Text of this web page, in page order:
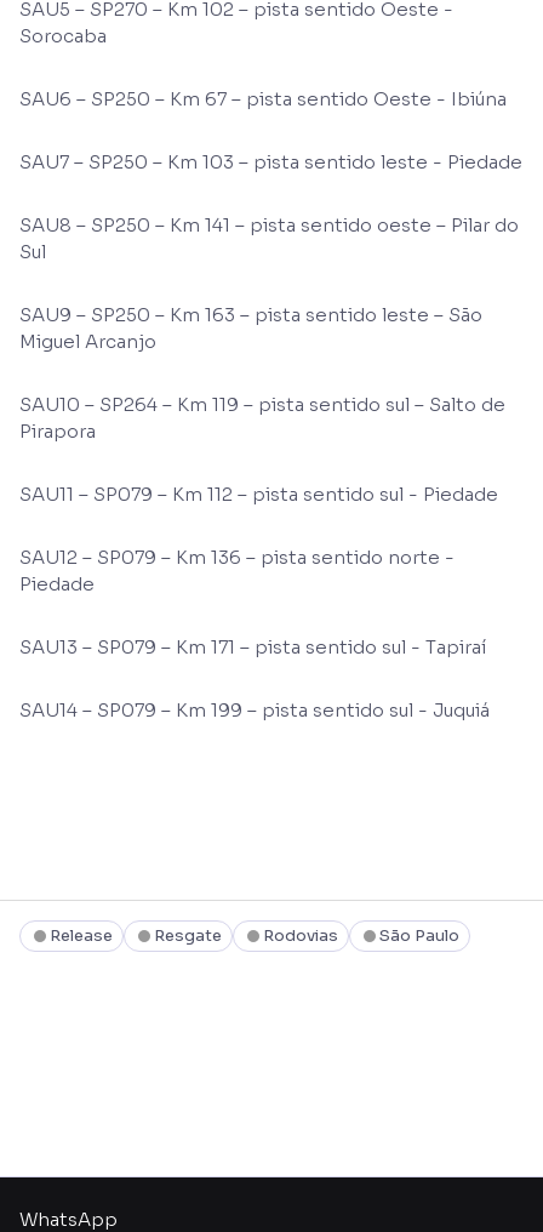
SAU5 – SP270 – Km 102 – pista sentido Oeste -
Sorocaba
SAU6 – SP250 – Km 67 – pista sentido Oeste - Ibiúna
SAU7 – SP250 – Km 103 – pista sentido leste - Piedade
SAU8 – SP250 – Km 141 – pista sentido oeste – Pilar do
Sul
SAU9 – SP250 – Km 163 – pista sentido leste – São
Miguel Arcanjo
SAU10 – SP264 – Km 119 – pista sentido sul – Salto de
Pirapora
SAU11 – SP079 – Km 112 – pista sentido sul - Piedade
SAU12 – SP079 – Km 136 – pista sentido norte -
Piedade
SAU13 – SP079 – Km 171 – pista sentido sul - Tapiraí
SAU14 – SP079 – Km 199 – pista sentido sul - Juquiá
Release Resgate Rodovias São Paulo
WhatsApp